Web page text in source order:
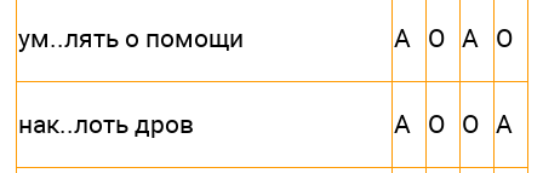
ум..лять о помощи А О А О
нак..лоть дров А О О А